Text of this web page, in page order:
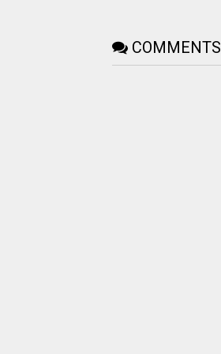
COMMENTS